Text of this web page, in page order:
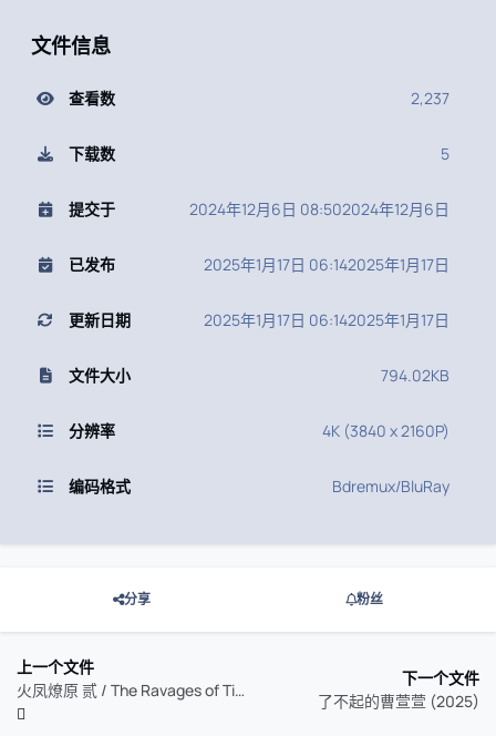
文件信息
查看数 2,237
下载数 5
提交于 2024年12月6日 08:502024年12月6日
已发布 2025年1月17日 06:142025年1月17日
更新日期 2025年1月17日 06:142025年1月17日
文件大小 794.02KB
分辨率 4K (3840 x 2160P)
编码格式 Bdremux/BluRay
分享 粉丝
上一个文件
火凤燎原 贰 / The Ravages of Time
下一个文件
了不起的曹萱萱 (2025)